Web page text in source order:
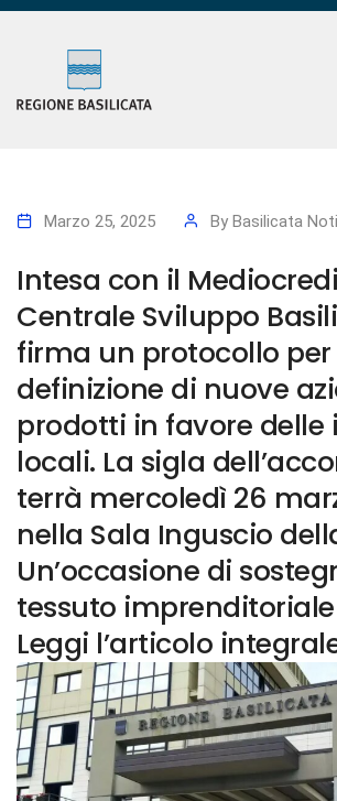
Marzo 25, 2025 By Basilicata
Intesa con il
Centrale Sviluppo
firma un protocollo per
definizione di nuove
prodotti in favore delle
locali. La sigla
terrà mercoledì 26
nella Sala Inguscio
Un’occasione di
tessuto
Leggi l’articolo